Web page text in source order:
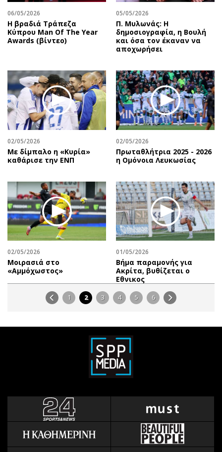
06/05/2026
Η βραδιά Τράπεζα
Κύπρου Man Of The Year
Awards (βίντεο)
05/05/2026
Π. Μυλωνάς: Η
δημοσιογραφία, η Βουλή
και όσα τον έκαναν να
αποχωρήσει
02/05/2026
Με δίμπαλο η «Κυρία»
καθάρισε την ΕΝΠ
02/05/2026
Πρωταθλήτρια 2025 - 2026
η Ομόνοια Λευκωσίας
02/05/2026
Μοιρασιά στο
«Αμμόχωστος»
01/05/2026
Βήμα παραμονής για
Ακρίτα, βυθίζεται ο
Εθνικος
1 2 3 4 5 6